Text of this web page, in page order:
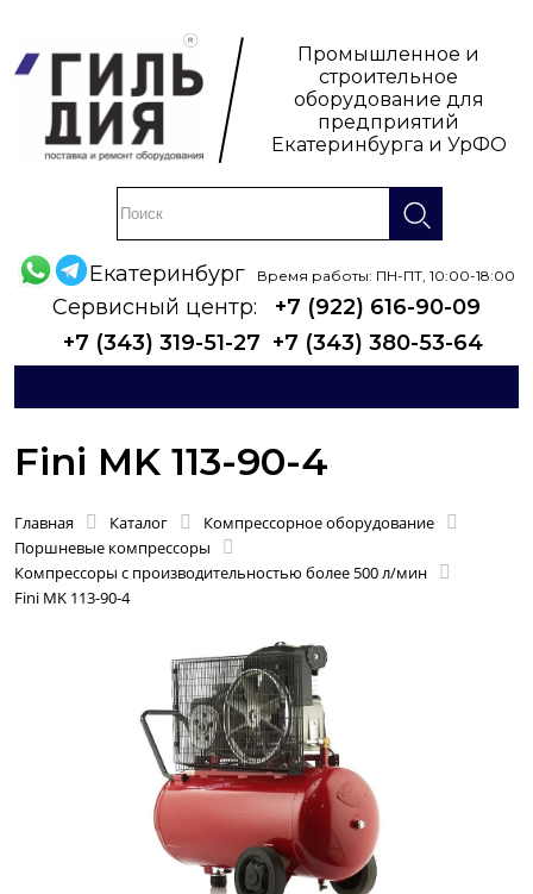
Промышленное и
строительное
оборудование для
предприятий
Екатеринбурга и УрФО
Екатеринбург Время работы: ПН-ПТ, 10:00-18:00
Сервисный центр:
+7 (922) 616-90-09
+7 (343) 319-51-27 +7 (343) 380-53-64
Fini MK 113-90-4
Главная Каталог
Компрессорное оборудование
Поршневые компрессоры
Компрессоры с производительностью более 500 л/мин
Fini MK 113-90-4